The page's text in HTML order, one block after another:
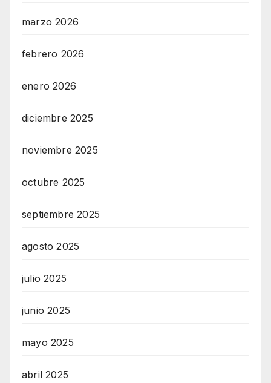
marzo 2026
febrero 2026
enero 2026
diciembre 2025
noviembre 2025
octubre 2025
septiembre 2025
agosto 2025
julio 2025
junio 2025
mayo 2025
abril 2025